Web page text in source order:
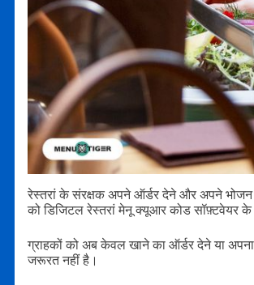
रेस्तरां के संरक्षक अपने ऑर्डर देने और अपने भोजन
को डिजिटल रेस्तरां मेनू क्यूआर कोड सॉफ़्टवेयर
ग्राहकों को अब केवल खाने का ऑर्डर देने या
जरूरत नहीं है।